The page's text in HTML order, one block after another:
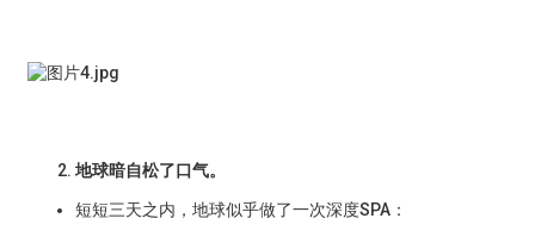
地球暗自松了口气。
短短三天之内，地球似乎做了一次深度SPA：